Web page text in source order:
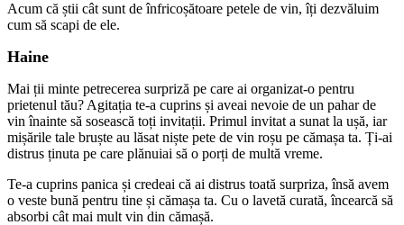
Acum că știi cât sunt de înfricoșătoare petele de vin, îți dezvăluim
cum să scapi de ele.
Haine
Mai ții minte petrecerea surpriză pe care ai organizat-o pentru
prietenul tău? Agitația te-a cuprins și aveai nevoie de un pahar de
vin înainte să sosească toți invitații. Primul invitat a sunat la ușă, iar
mișările tale bruște au lăsat niște pete de vin roșu pe cămașa ta. Ți-ai
distrus ținuta pe care plănuiai să o porți de multă vreme.
Te-a cuprins panica și credeai că ai distrus toată surpriza, însă avem
o veste bună pentru tine și cămașa ta. Cu o lavetă curată, încearcă să
absorbi cât mai mult vin din cămașă.